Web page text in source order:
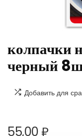
колпачки
черный
Добавить для
55,00₽